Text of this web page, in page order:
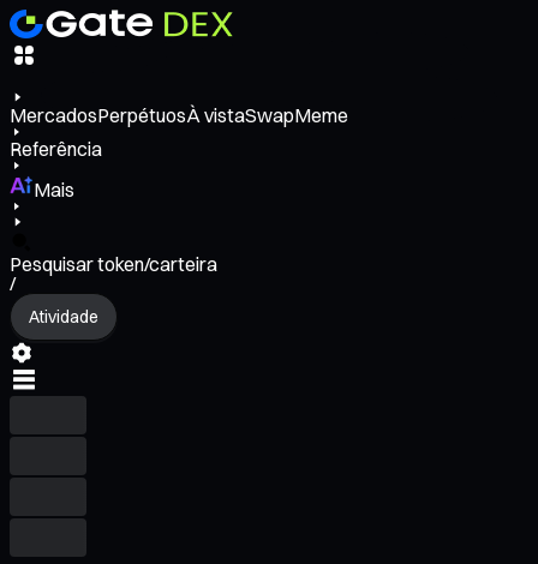
MercadosPerpétuosÀ vistaSwapMeme
Referência
Mais
Pesquisar token/carteira
/
Atividade